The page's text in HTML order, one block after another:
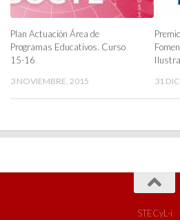
Plan Actuación Área de
Programas Educativos. Curso
15-16
3 NOVIEMBRE, 2015 31
STECyL-i